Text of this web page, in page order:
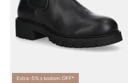
Extra -5% s kodom: OFF*